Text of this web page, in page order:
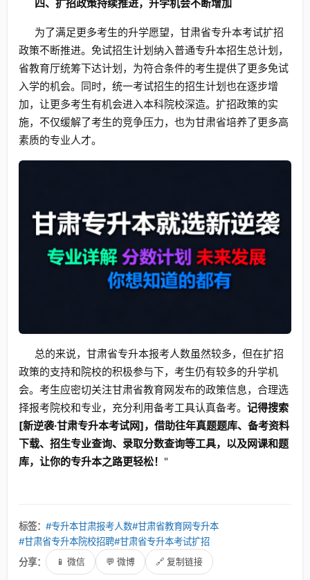
四、扩招政策持续推进，升学机会不断增加
为了满足更多考生的升学愿望，甘肃省专升本考试扩招
政策不断推进。免试招生计划纳入普通专升本招生总计划，
省教育厅统筹下达计划，为符合条件的考生提供了更多免试
入学的机会。同时，统一考试招生的招生计划也在逐步增
加，让更多考生有机会进入本科院校深造。扩招政策的实
施，不仅缓解了考生的竞争压力，也为甘肃省培养了更多高
素质的专业人才。
总的来说，甘肃省专升本报考人数虽然较多，但在扩招
政策的支持和院校的积极参与下，考生仍有较多的升学机
会。考生应密切关注甘肃省教育网发布的政策信息，合理选
择报考院校和专业，充分利用备考工具认真备考。 记得搜索
[新逆袭·甘肃专升本考试网]，借助往年真题题库、备考资料
下载、招生专业查询、录取分数查询等工具，以及网课和题
库，让你的专升本之路更轻松！ "
标签： #专升本甘肃报考人数#甘肃省教育网专升本
#甘肃省专升本院校招聘#甘肃省专升本考试扩招
分享：
📱 微信 💬 微博 🔗 复制链接